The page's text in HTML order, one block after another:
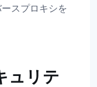
スプロキシを
ュリテ